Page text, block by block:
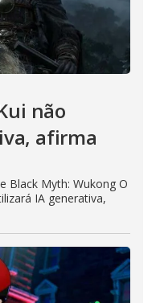
não
afirma
Black Myth: Wukong O
IA generativa,